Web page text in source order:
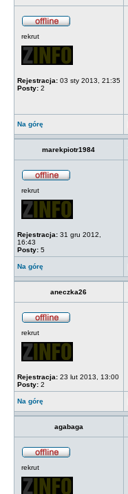
rekrut
Rejestracja: 03 sty 2013, 21:35
Posty: 2
Na górę
marekpiotr1984
rekrut
Rejestracja: 31 gru 2012,
16:43
Posty: 5
Na górę
aneczka26
rekrut
Rejestracja: 23 lut 2013, 13:00
Posty: 2
Na górę
agabaga
rekrut